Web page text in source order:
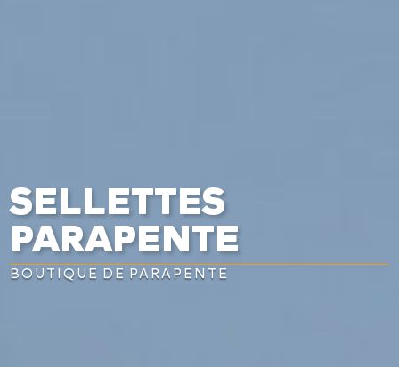
SELLETTES
PARAPENTE
BOUTIQUE DE PARAPENTE